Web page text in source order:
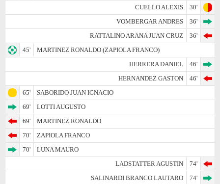
CUELLO ALEXIS
30'
VOMBERGAR ANDRES
36'
RATTALINO ARANA JUAN CRUZ
36'
45'
MARTINEZ RONALDO (ZAPIOLA FRANCO)
HERRERA DANIEL
46'
HERNANDEZ GASTON
46'
65'
SABORIDO JUAN IGNACIO
69'
LOTTI AUGUSTO
69'
MARTINEZ RONALDO
70'
ZAPIOLA FRANCO
70'
LUNA MAURO
LADSTATTER AGUSTIN
74'
SALINARDI BRANCO LAUTARO
74'